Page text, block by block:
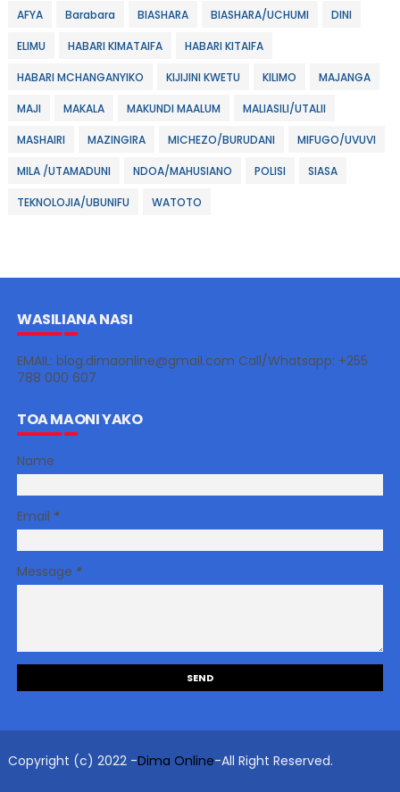
AFYA Barabara BIASHARA BIASHARA/UCHUMI DINI
ELIMU HABARI KIMATAIFA HABARI KITAIFA
HABARI MCHANGANYIKO KIJIJINI KWETU KILIMO MAJANGA
MAJI MAKALA MAKUNDI MAALUM MALIASILI/UTALII
MASHAIRI MAZINGIRA MICHEZO/BURUDANI MIFUGO/UVUVI
MILA /UTAMADUNI NDOA/MAHUSIANO POLISI SIASA
TEKNOLOJIA/UBUNIFU WATOTO
WASILIANA NASI
EMAIL: blog.dimaonline@gmail.com Call/Whatsapp: +255
788 000 607
TOA MAONI YAKO
Name
Email *
Message *
Copyright (c) 2022 -Dima Online-All Right Reserved.